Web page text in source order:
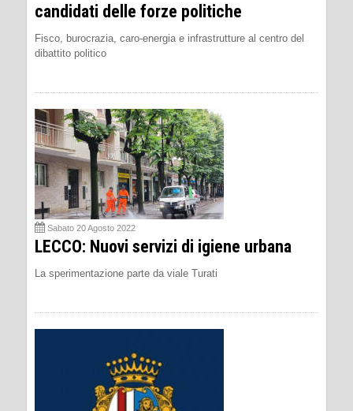
candidati delle forze politiche
Fisco, burocrazia, caro-energia e infrastrutture al centro del
dibattito politico
Sabato 20 Agosto 2022
LECCO: Nuovi servizi di igiene urbana
La sperimentazione parte da viale Turati